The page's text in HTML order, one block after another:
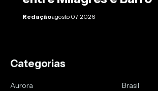
Redaçãoagosto 07, 2026
Categorias
Aurora
Brasil